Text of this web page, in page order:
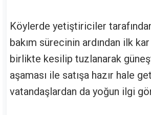
Köylerde yetiştiriciler
bakım sürecinin ardından ilk
birlikte kesilip tuzlanarak
aşaması ile satışa hazır hale
vatandaşlardan da yoğun ilgi